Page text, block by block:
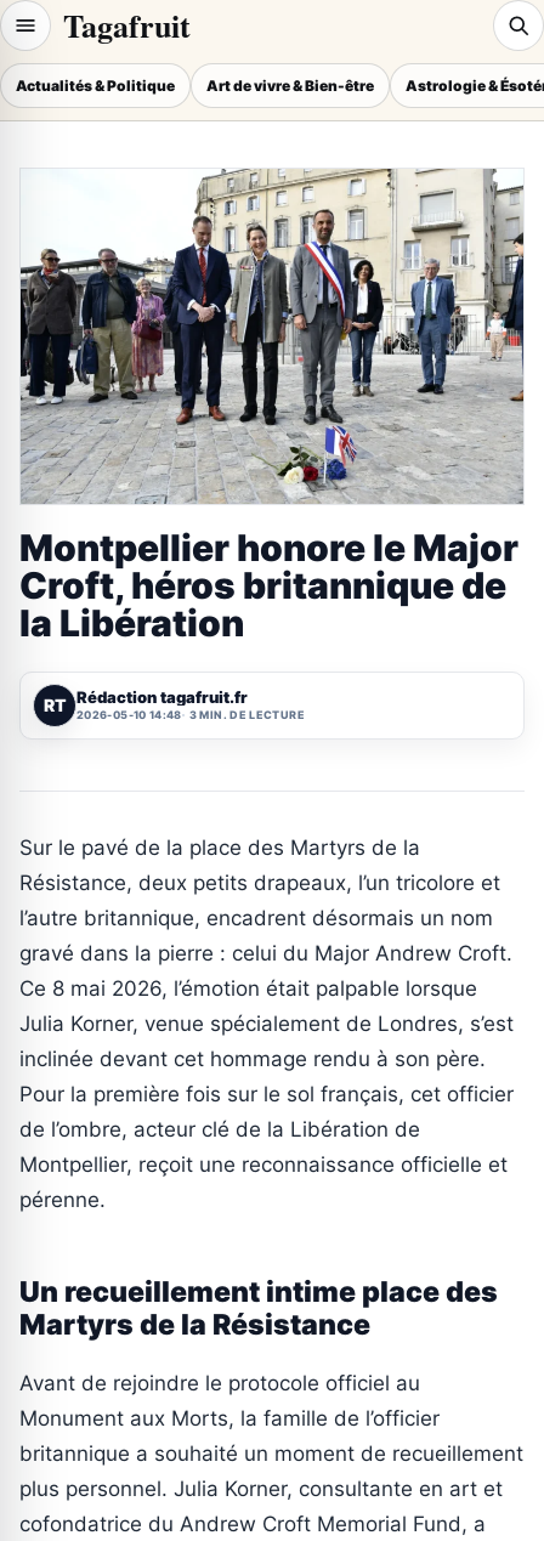
Tagafruit
Actualités & Politique Art de vivre & Bien-être Astrologie &
Montpellier honore le Major
Croft, héros britannique de
la Libération
RT Rédaction tagafruit.fr
2026-05-10 14:48 3 MIN. DE LECTURE
Sur le pavé de la place des Martyrs de la
Résistance, deux petits drapeaux, l’un tricolore et
l’autre britannique, encadrent désormais un nom
gravé dans la pierre : celui du Major Andrew Croft.
Ce 8 mai 2026, l’émotion était palpable lorsque
Julia Korner, venue spécialement de Londres, s’est
inclinée devant cet hommage rendu à son père.
Pour la première fois sur le sol français, cet officier
de l’ombre, acteur clé de la Libération de
Montpellier, reçoit une reconnaissance officielle et
pérenne.
Un recueillement intime place des
Martyrs de la Résistance
Avant de rejoindre le protocole officiel au
Monument aux Morts, la famille de l’officier
britannique a souhaité un moment de recueillement
plus personnel. Julia Korner, consultante en art et
cofondatrice du Andrew Croft Memorial Fund, a